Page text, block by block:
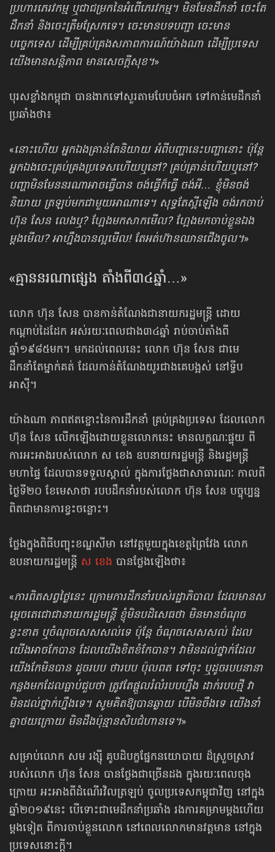
ប្រហារភេរវកម្ម ឬជាជម្រកនៃអំពើភេរ​វកម្ម។ មិនមែនដឹកនាំ ចេះតែ
ដឹកនាំ និងចេះត្រឹមស្រែកទេ។ ចេះមានបទបញ្ជា ចេះមាន
បច្ចេកទេស ដើម្បីគ្រប់គ្រងសភាពការណ៍យ៉ាងណា ដើម្បីប្រទេស
យើងមានសន្តិភាព មានសេចក្ដីសុខ។»
បុរសខ្លាំងកម្ពុជា បានងាកទៅសួរតាមបែបចំអក ទៅកាន់មេដឹកនាំ
ប្រឆាំងថា៖
«នោះហើយ អ្នកឯងគ្រាន់តែនិយាយ អំពីបញ្ហានេះបញ្ហានោះ ប៉ុន្តែ
អ្នកឯងចេះគ្រប់គ្រងប្រទេសហើយឬនៅ? គ្រប់គ្រាន់ហើយឬនៅ?
បញ្ហាមិនមែននរណាអាចធ្វើបាន ចង់ធ្វើក៏ធ្វើ ចង់អី… ខ្ញុំមិនចង់
និយាយ ត្រឡប់មកជាមួយអាណាទេ។ សុទ្ធតែស្អីឡើង ចង់រកចាប់
ហ៊ុន សែន លេងឬ? ហ្អែងមកសាកមើល? ហ្អែងមកចាប់ខ្លួនឯង
ម្ដងមើល? អាហ្នឹងបានល្អមើល! តែអត់ហ៊ានឈានជើងចូល។»
«គ្មាន​នរណា​ផ្សេង តាំងពី៣៤ឆ្នាំ…»
លោក ហ៊ុន សែន បានកាន់តំណែងជានាយករដ្ឋមន្ត្រី ដោយ
កណ្ដាប់ដៃដែក អស់រយៈពេលជាង៣៤ឆ្នាំ រាប់ចាប់តាំងពី
ឆ្នាំ១៩៨៥មក។ មកដល់ពេលនេះ លោក ហ៊ុន សែន ជាមេ
ដឹកនាំតែម្នាក់គត់ ដែលកាន់តំណែងយូរជាងគេបង្អស់ នៅទ្វីប
អាស៊ី។
យ៉ាងណា ភាពឥតខ្ចោះនៃការដឹកនាំ គ្រប់គ្រងប្រទេស ដែលលោក
ហ៊ុន សែន លើកឡើងដោយខ្លួនលោកនេះ មានលក្ខណៈផ្ទុយ ពី
ការអះអាងរបស់លោក ស ខេង ឧបនាយករដ្ឋមន្ត្រី និងរដ្ឋមន្ត្រី
មហាផ្ទៃ ដែលបានទទួលស្គាល់ ក្នុងការថ្លែងជាសាធារណៈ កាលពី
ថ្ងៃទី២០ ខែមេសាថា របបដឹកនាំរបស់លោក ហ៊ុន សែន បច្ចុប្បន្ន
ពិតជាមានការខ្វះចន្លោះ។
ថ្លែងក្នុងពិធីបញ្ចុះខណ្ឌសីមា នៅវត្តមួយក្នុងខេត្តព្រៃវែង លោក
ឧបនាយករដ្ឋមន្ត្រី ស ខេង បានថ្លែងឡើងថា៖
«ការពិតសព្វថ្ងៃនេះ ក្រោមការដឹកនាំរបស់រដ្ឋាភិបាល ដែលមានស
ម្តេចតេជោជានាយករដ្ឋមន្ត្រី ខ្ញុំមិនបដិសេធថា មិនមានចំណុច
ខ្វះខាត ឬចំណុចសេសសល់ទេ ប៉ុន្តែ ចំណុច​សេសសល់ ដែល
យើងអាចកែបាន ដែលយើងខិតខំកែបាន។ វាមិនដល់ថ្នាក់ដែល
យើង​កែមិនបាន ដូចរបប ថារបប ប៉ុលពត ទៅចុះ ឬដូចរបបនានា
កន្លងមកដែលធ្លាប់ជួបថា ត្រូវតែផ្តួលរំលំរបបហ្នឹង ដាក់របបថ្មី វា
មិនដល់ថ្នាក់ហ្នឹងទេ។​ សូមគិតឱ្យបានឆ្ងាយ បើមិនចឹងទេ យើងនាំ
គ្នាថយក្រោយ មិនដឹងប៉ុន្មានសិបជំហានទេ។​»
សម្រាប់លោក សម រង្ស៊ី គូបដិបក្ខផ្នែកនយោបាយ ដ៏ស្រួចស្រាវ
របស់លោក ហ៊ុន សែន បានថ្លែងជាច្រើនដង ក្នុងរយៈពេលចុង
ក្រោយ អះអាងពីដំណើរវិលត្រឡប់ ចូលប្រទេសកម្ពុជាវិញ នៅក្នុង
ឆ្នាំ២០១៩នេះ បើទោះជាមេដឹកនាំប្រឆាំង រងការគម្រាមម្ដងហើយ
ម្ដងទៀត ពីការចាប់ខ្លួនលោក នៅពេលលោកមានវត្តមាន នៅក្នុង
ប្រទេសនោះក្ដី។